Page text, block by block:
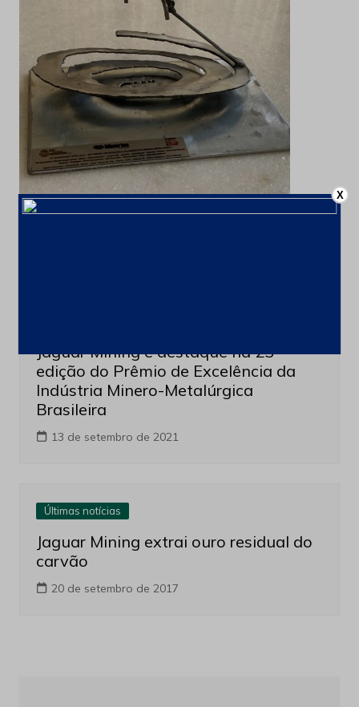
Jaguar Mining é destaque na 23ª
edição do Prêmio de Excelência da
Indústria Minero-Metalúrgica
Brasileira
13 de setembro de 2021
Últimas notícias
Jaguar Mining extrai ouro residual do
carvão
20 de setembro de 2017
X